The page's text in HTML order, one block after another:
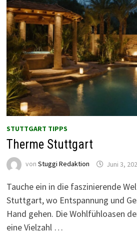
STUTTGART TIPPS
Therme Stuttgart
von Stuggi Redaktion Juni 3,
Tauche ein in die faszinierende
Stuttgart, wo Entspannung und
Hand gehen. Die Wohlfühloasen
eine Vielzahl …